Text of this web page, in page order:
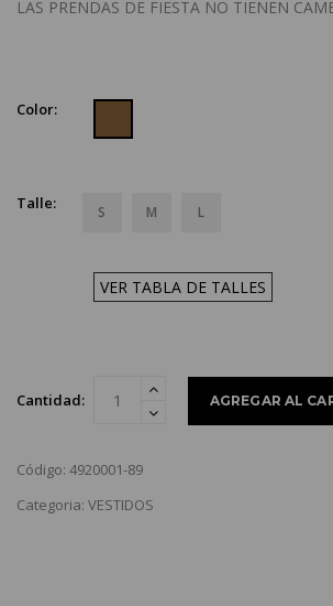
LAS PRENDAS DE FIESTA NO TIENEN
Color:
Talle: S M L
VER TABLA DE TALLES
Cantidad:
Código: 4920001-89
Categoria: VESTIDOS